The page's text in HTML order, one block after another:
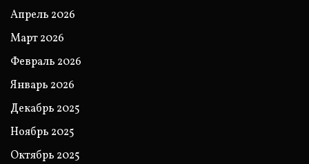
Апрель 2026
Март 2026
Февраль 2026
Январь 2026
Декабрь 2025
Ноябрь 2025
Октябрь 2025